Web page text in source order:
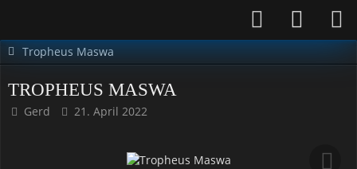
Tropheus Maswa
TROPHEUS MASWA
Gerd 21. April 2022